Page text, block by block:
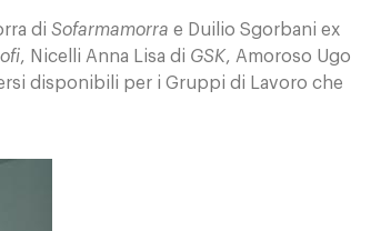
di Sofarmamorra e Duilio Sgorbani ex
, Nicelli Anna Lisa di GSK, Amoroso Ugo
disponibili per i Gruppi di Lavoro che